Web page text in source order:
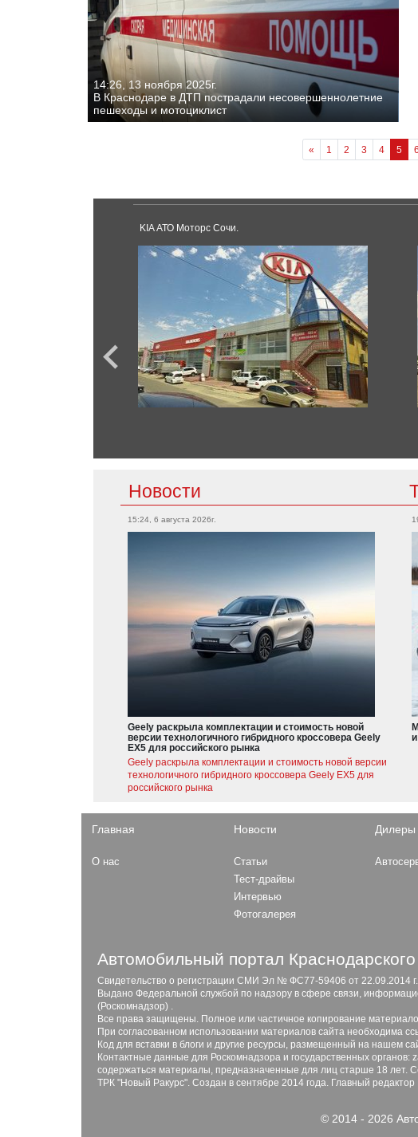
14:26, 13 ноября 2025г.
В Краснодаре в ДТП пострадали несовершеннолетние
пешеходы и мотоциклист
« 1 2 3 4 5 6
KIA АТО Моторс Сочи.
Новости
15:24, 6 августа 2026г.
Geely раскрыла комплектации и стоимость новой
версии технологичного гибридного кроссовера Geely
EX5 для российского рынка
Geely раскрыла комплектации и стоимость новой версии
технологичного гибридного кроссовера Geely EX5 для
российского рынка
Главная
О нас
Новости
Статьи
Тест-драйвы
Интервью
Фотогалерея
Дилеры
Автомобильный портал
Свидетельство о регистрации СМИ Эл № ФС77-59406 от 22.09.2014
Выдано Федеральной службой по надзору в сфере связи,
(Роскомнадзор) .
Все права защищены. Полное или частичное копирование
При согласованном использовании материалов сайта необходима
Код для вставки в блоги и другие ресурсы, размещенный на нашем
Контактные данные для Роскомнадзора и государственных органов:
содержаться материалы, предназначенные для лиц старше 18 лет.
ТРК "Новый Ракурс". Создан в сентябре 2014 года. Главный
© 2014 - 2026